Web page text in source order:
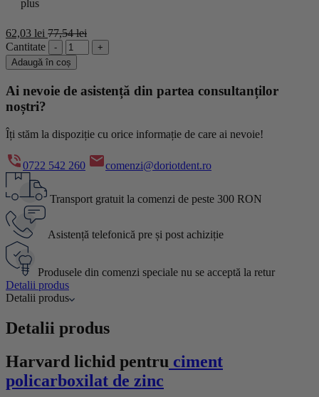
62,03 lei 77,54lei
Cantitate
Adaugă în coș
Ai nevoie de asistență din partea consultanților
noștri?
Îți stăm la dispoziție cu orice informație de care ai nevoie!
0722 542 260 comenzi@doriotdent.ro
Transport gratuit la comenzi de peste 300 RON
Asistență telefonică pre și post achiziție
Produsele din comenzi speciale nu se acceptă la retur
Detalii produs
Detalii produs
Detalii produs
Harvard lichid pentru ciment
policarboxilat de zinc